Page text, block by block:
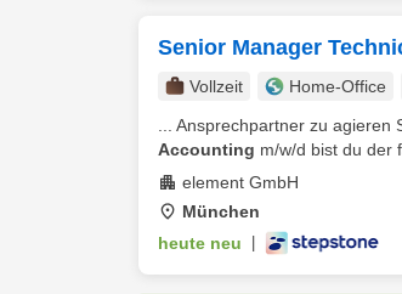
Senior Manager
Vollzeit Home-Office
... Ansprechpartner zu
Accounting m/w/d bist du der
element GmbH
München
heute neu